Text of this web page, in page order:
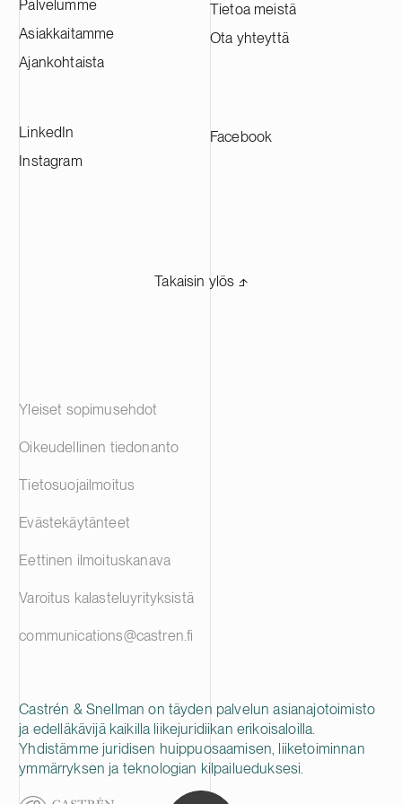
Tehtaasta tulee yksi Euroopan suurimmista
CAM-tuotantolaitoksista, ja se tulee
toimittamaan materiaaleja johtaville
Palvelumme
Asiakkaitamme
Ajankohtaista
Tietoa meistä
Ota yhteyttä
LinkedIn
Instagram
Facebook
Takaisin ylös ⬏
Castrén & Snellman on täyden palvelun asianajotoimisto
ja edelläkävijä kaikilla liikejuridiikan erikoisaloilla.
Yhdistämme juridisen huippuosaamisen, liiketoiminnan
ymmärryksen ja teknologian kilpailueduksesi.
Yleiset sopimusehdot
Oikeudellinen tiedonanto
Tietosuojailmoitus
Evästekäytänteet
Eettinen ilmoituskanava
Varoitus kalasteluyrityksistä
communications@castren.fi